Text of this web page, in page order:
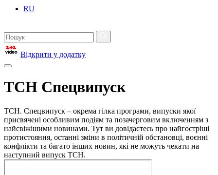
RU
Відкрити у додатку
ТСН Спецвипуск
ТСН. Спецвипуск – окрема гілка програми, випуски якої
присвячені особливим подіям та позачерговим включенням з
найсвіжішими новинами. Тут ви довідаєтесь про найгостріші
протистояння, останні зміни в політичній обстановці, воєнні
конфлікти та багато інших новин, які не можуть чекати на
наступний випуск ТСН.